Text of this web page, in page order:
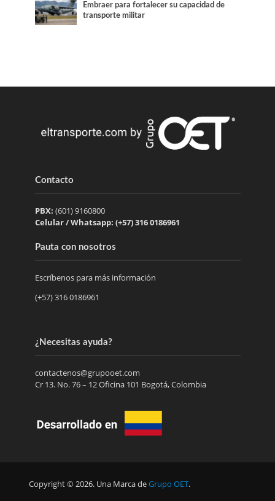
Embraer para fortalecer su capacidad de
transporte militar
Contacto
PBX: (601) 9160800
Celular / Whatsapp: (+57) 316 0186961
Pauta con nosotros
Escríbenos para más información
(+57) 316 0186961
¿Necesitas ayuda?
contactenos@grupooet.com
Cr 13. No. 76 – 12 Oficina 101 Bogotá, Colombia
Copyright © 2026. Una Marca deGrupo OET.